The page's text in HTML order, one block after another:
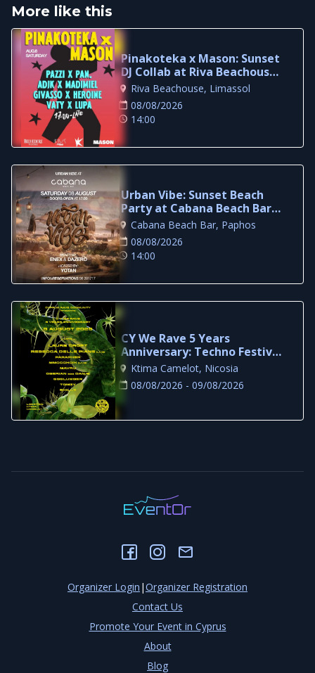
More like this
Pinakoteka x Mason: Sunset
DJ Collab at Riva Beachouse
Limassol
Riva Beachouse, Limassol
08/08/2026
14:00
Urban Vibe: Sunset Beach
Party at Cabana Beach Bar,
Paphos
Cabana Beach Bar, Paphos
08/08/2026
14:00
CY We Rave 5 Years
Anniversary: Techno Festival
at Ktima Camelot
Ktima Camelot, Nicosia
08/08/2026 - 09/08/2026
Organizer Login |Organizer Registration
Contact Us
Promote Your Event in Cyprus
About
Blog